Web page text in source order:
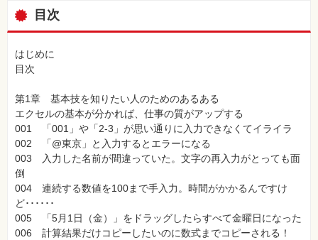
目次
はじめに
目次
第1章 基本技を知りたい人のためのあるある
エクセルの基本が分かれば、仕事の質がアップする
001 「001」や「2-3」が思い通りに入力できなくてイライラ
002 「@東京」と入力するとエラーになる
003 入力した名前が間違っていた。文字の再入力がとっても面
倒
004 連続する数値を100まで手入力。時間がかかるんですけ
ど･･････
005 「5月1日（金）」をドラッグしたらすべて金曜日になった
006 計算結果だけコピーしたいのに数式までコピーされる！